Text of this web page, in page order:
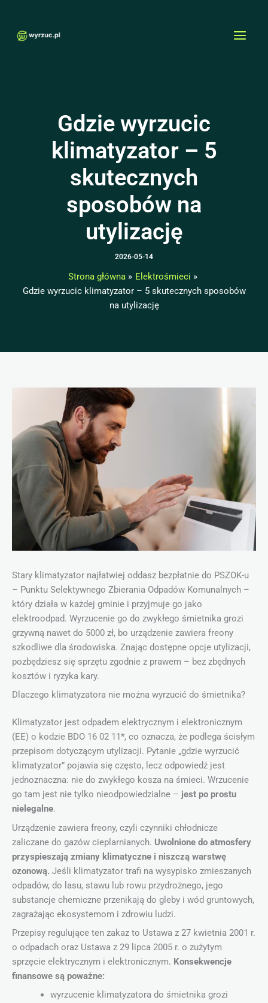
treści
Gdzie wyrzucic
klimatyzator – 5
skutecznych
sposobów na
utylizację
2026-05-14
Strona główna
Elektrośmieci
Gdzie wyrzucic klimatyzator – 5 skutecznych sposobów
na utylizację
Stary klimatyzator najłatwiej oddasz bezpłatnie do PSZOK-u
– Punktu Selektywnego Zbierania Odpadów Komunalnych –
który działa w każdej gminie i przyjmuje go jako
elektroodpad. Wyrzucenie go do zwykłego śmietnika grozi
grzywną nawet do 5000 zł, bo urządzenie zawiera freony
szkodliwe dla środowiska. Znając dostępne opcje utylizacji,
pozbędziesz się sprzętu zgodnie z prawem – bez zbędnych
kosztów i ryzyka kary.
Dlaczego klimatyzatora nie można wyrzucić do śmietnika?
Klimatyzator jest odpadem elektrycznym i elektronicznym
(EE) o kodzie BDO 16 02 11*, co oznacza, że podlega ścisłym
przepisom dotyczącym utylizacji. Pytanie „gdzie wyrzucić
klimatyzator” pojawia się często, lecz odpowiedź jest
jednoznaczna: nie do zwykłego kosza na śmieci. Wrzucenie
go tam jest nie tylko nieodpowiedzialne – jest po prostu
nielegalne.
Urządzenie zawiera freony, czyli czynniki chłodnicze
zaliczane do gazów cieplarnianych. Uwolnione do atmosfery
przyspieszają zmiany klimatyczne i niszczą warstwę
ozonową. Jeśli klimatyzator trafi na wysypisko zmieszanych
odpadów, do lasu, stawu lub rowu przydrożnego, jego
substancje chemiczne przenikają do gleby i wód gruntowych,
zagrażając ekosystemom i zdrowiu ludzi.
Przepisy regulujące ten zakaz to Ustawa z 27 kwietnia 2001 r.
o odpadach oraz Ustawa z 29 lipca 2005 r. o zużytym
sprzęcie elektrycznym i elektronicznym. Konsekwencje
finansowe są poważne:
wyrzucenie klimatyzatora do śmietnika grozi